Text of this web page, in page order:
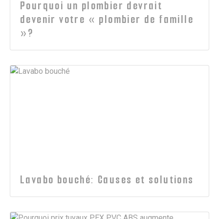
Pourquoi un plombier devrait
devenir votre « plombier de famille
»?
Lavabo bouché: Causes et solutions